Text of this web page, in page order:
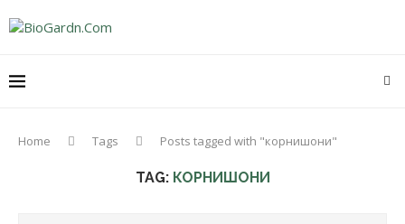
Home Tags Posts tagged with "корнишони"
TAG: КОРНИШОНИ